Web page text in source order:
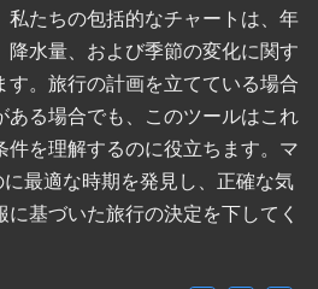
私たちの包括的なチャートは、年
降水量、および季節の変化に関す
す。旅行の計画を立てている場合
ある場合でも、このツールはこれ
件を理解するのに役立ちます。マ
最適な時期を発見し、正確な気
基づいた旅行の決定を下してく